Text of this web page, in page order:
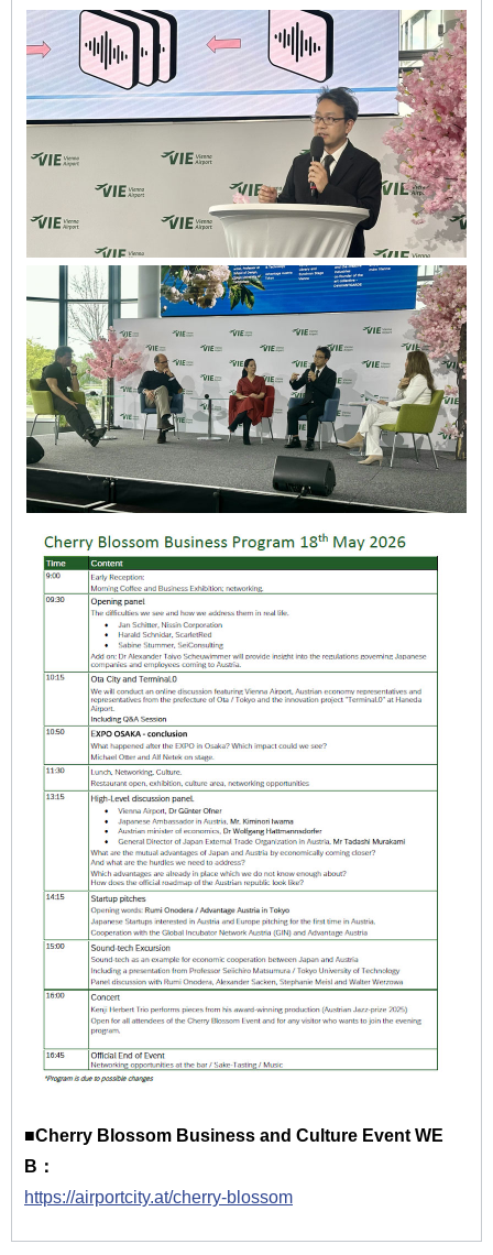
■Cherry Blossom Business and Culture Event WE
B：
https://airportcity.at/cherry-blossom